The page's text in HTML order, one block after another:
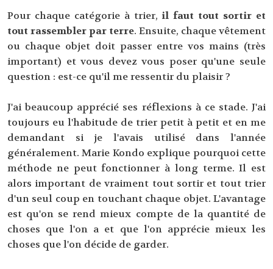
Pour chaque catégorie à trier, il faut tout sortir et
tout rassembler par terre. Ensuite, chaque vêtement
ou chaque objet doit passer entre vos mains (très
important) et vous devez vous poser qu'une seule
question : est-ce qu'il me ressentir du plaisir ?
J'ai beaucoup apprécié ses réflexions à ce stade. J'ai
toujours eu l'habitude de trier petit à petit et en me
demandant si je l'avais utilisé dans l'année
généralement. Marie Kondo explique pourquoi cette
méthode ne peut fonctionner à long terme. Il est
alors important de vraiment tout sortir et tout trier
d'un seul coup en touchant chaque objet. L'avantage
est qu'on se rend mieux compte de la quantité de
choses que l'on a et que l'on apprécie mieux les
choses que l'on décide de garder.